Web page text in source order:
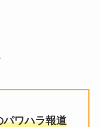
パワハラ報道